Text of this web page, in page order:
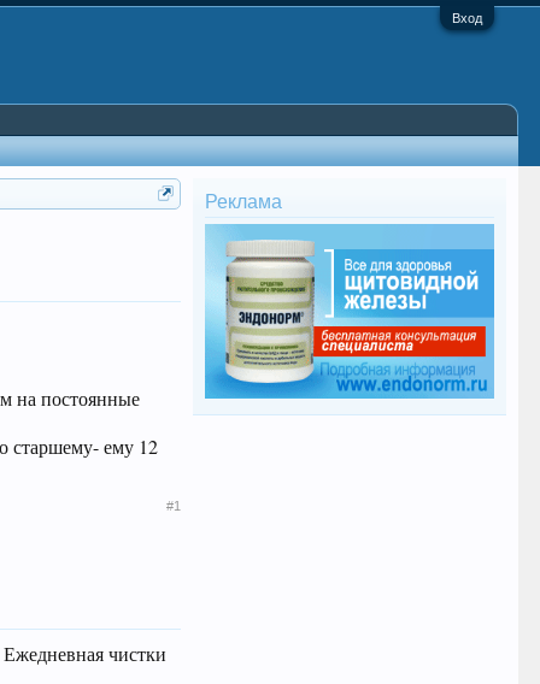
Вход
на постоянные
старшему- ему 12
#1
чистки
Реклама